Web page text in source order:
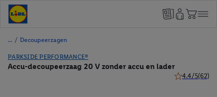
/ Decoupeerzagen
PARKSIDE PERFORMANCE®
Accu-decoupeerzaag 20 V zonder accu en lader
4.4/5(62)